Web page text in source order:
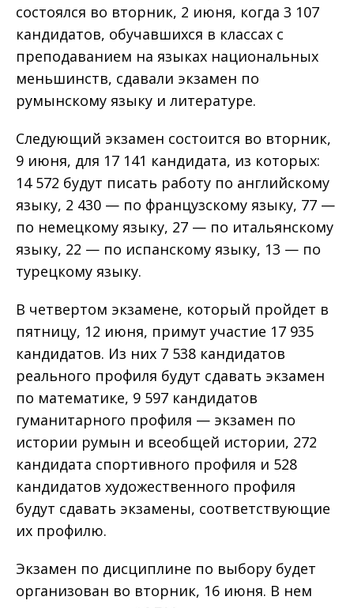
состоялся во вторник, 2 июня, когда 3 107
кандидатов, обучавшихся в классах с
преподаванием на языках национальных
меньшинств, сдавали экзамен по
румынскому языку и литературе.
Следующий экзамен состоится во вторник,
9 июня, для 17 141 кандидата, из которых:
14 572 будут писать работу по английскому
языку, 2 430 — по французскому языку, 77 —
по немецкому языку, 27 — по итальянскому
языку, 22 — по испанскому языку, 13 — по
турецкому языку.
В четвертом экзамене, который пройдет в
пятницу, 12 июня, примут участие 17 935
кандидатов. Из них 7 538 кандидатов
реального профиля будут сдавать экзамен
по математике, 9 597 кандидатов
гуманитарного профиля — экзамен по
истории румын и всеобщей истории, 272
кандидата спортивного профиля и 528
кандидатов художественного профиля
будут сдавать экзамены, соответствующие
их профилю.
Экзамен по дисциплине по выбору будет
организован во вторник, 16 июня. В нем